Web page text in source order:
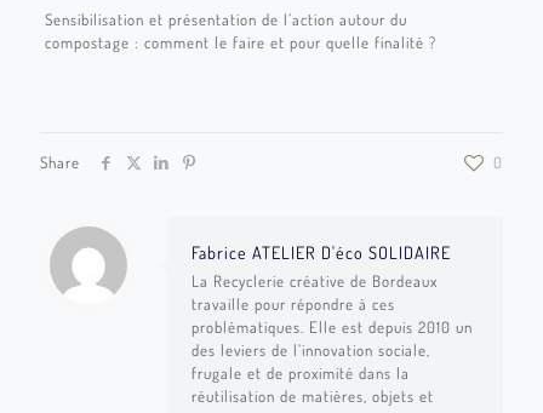
Sensibilisation et présentation de l’action autour du
compostage : comment le faire et pour quelle finalité ?
Share 0
Fabrice ATELIER D'éco SOLIDAIRE
La Recyclerie créative de Bordeaux
travaille pour répondre à ces
problématiques. Elle est depuis 2010 un
des leviers de l’innovation sociale,
frugale et de proximité dans la
réutilisation de matières, objets et